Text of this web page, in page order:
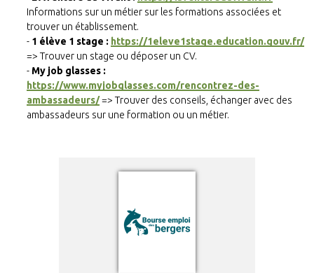
Informations sur un métier sur les formations associées et
trouver un établissement.
1 élève 1 stage : https://1eleve1stage.education.gouv.fr/
=> Trouver un stage ou déposer un CV.
My job glasses :
https://www.myjobglasses.com/rencontrez-des-
ambassadeurs/=> Trouver des conseils, échanger avec des
ambassadeurs sur une formation ou un métier.